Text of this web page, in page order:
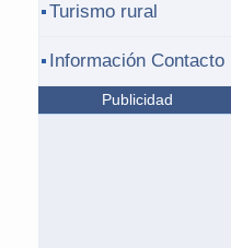
Turismo rural
Información Contacto
Publicidad